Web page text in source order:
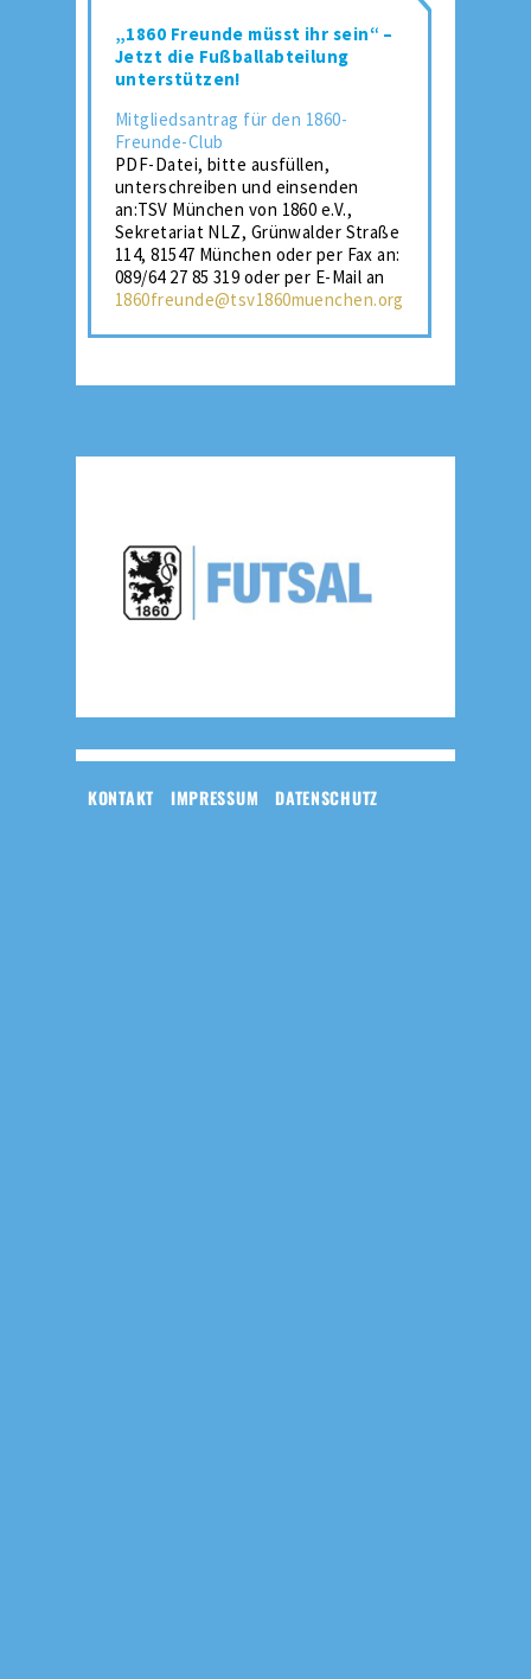
„1860 Freunde müsst ihr sein“ –
Jetzt die Fußballabteilung
unterstützen!
Mitgliedsantrag für den 1860-
Freunde-Club
PDF-Datei, bitte ausfüllen,
unterschreiben und einsenden
an:TSV München von 1860 e.V.,
Sekretariat NLZ, Grünwalder Straße
114, 81547 München oder per Fax an:
089/64 27 85 319 oder per E-Mail an
1860freunde@tsv1860muenchen.org
KONTAKT IMPRESSUM DATENSCHUTZ